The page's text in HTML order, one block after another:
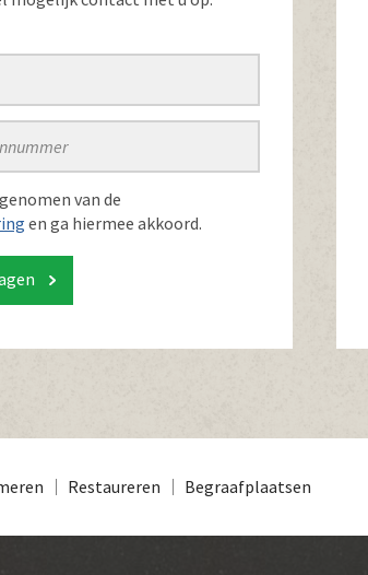
van de
en ga hiermee akkoord.
Restaureren Begraafplaatsen